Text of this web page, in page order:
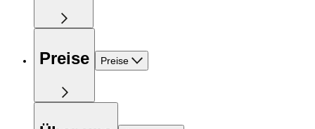
Preise Preise